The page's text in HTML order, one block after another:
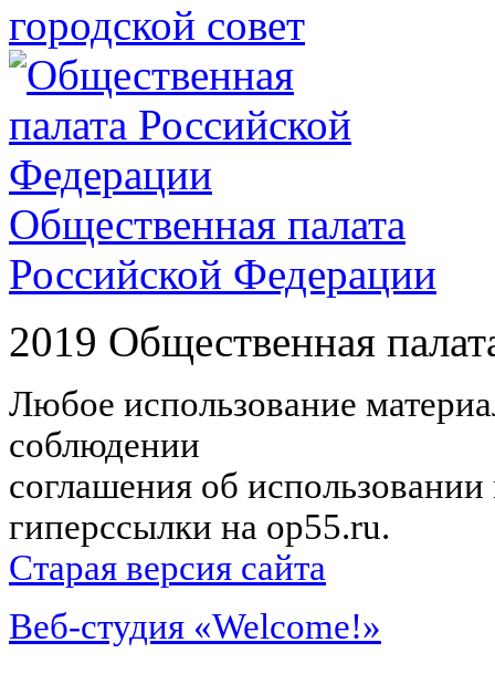
городской совет
Общественная палата
Российской Федерации
2019 Общественная
Любое использование
соблюдении
соглашения об
гиперссылки на op55.ru.
Старая версия сайта
Веб-студия «Welcome!»